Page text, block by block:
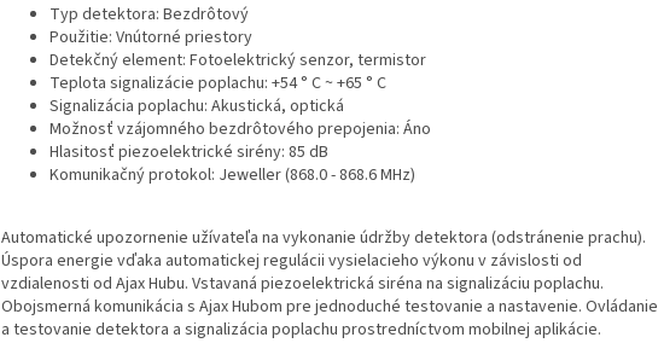
Typ detektora: Bezdrôtový
Použitie: Vnútorné priestory
Detekčný element: Fotoelektrický senzor, termistor
Teplota signalizácie poplachu: +54 ° C ~ +65 ° C
Signalizácia poplachu: Akustická, optická
Možnosť vzájomného bezdrôtového prepojenia: Áno
Hlasitosť piezoelektrické sirény: 85 dB
Komunikačný protokol: Jeweller (868.0 - 868.6 MHz)
Automatické upozornenie užívateľa na vykonanie údržby detektora (odstránenie prachu).
Úspora energie vďaka automatickej regulácii vysielacieho výkonu v závislosti od
vzdialenosti od Ajax Hubu. Vstavaná piezoelektrická siréna na signalizáciu poplachu.
Obojsmerná komunikácia s Ajax Hubom pre jednoduché testovanie a nastavenie. Ovládanie
a testovanie detektora a signalizácia poplachu prostredníctvom mobilnej aplikácie.